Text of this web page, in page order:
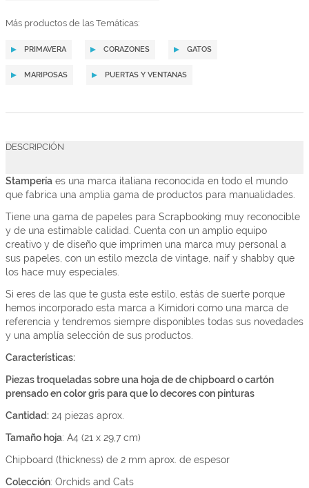
Más productos de las Temáticas:
PRIMAVERA CORAZONES GATOS
MARIPOSAS PUERTAS Y VENTANAS
DESCRIPCIÓN
Stampería es una marca italiana reconocida en todo el mundo
que fabrica una amplia gama de productos para manualidades.
Tiene una gama de papeles para Scrapbooking muy reconocible
y de una estimable calidad. Cuenta con un amplio equipo
creativo y de diseño que imprimen una marca muy personal a
sus papeles, con un estilo mezcla de vintage, naif y shabby que
los hace muy especiales.
Si eres de las que te gusta este estilo, estás de suerte porque
hemos incorporado esta marca a Kimidori como una marca de
referencia y tendremos siempre disponibles todas sus novedades
y una amplía selección de sus productos.
Características:
Piezas troqueladas sobre una hoja de de chipboard o cartón
prensado en color gris para que lo decores con pinturas
Cantidad: 24 piezas aprox.
Tamaño hoja: A4 (21 x 29,7 cm)
Chipboard (thickness) de 2 mm aprox. de espesor
Colección: Orchids and Cats